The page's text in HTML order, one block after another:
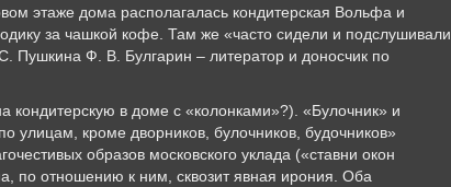
этаже дома располагалась кондитерская Вольфа и
за чашкой кофе. Там же «часто сидели и подслушивали
Пушкина Ф. В. Булгарин – литератор и доносчик по
в доме с «колонками»?). «Булочник» и
улицам, кроме дворников, булочников, будочников»
образов московского уклада («ставни окон
по отношению к ним, сквозит явная ирония. Оба